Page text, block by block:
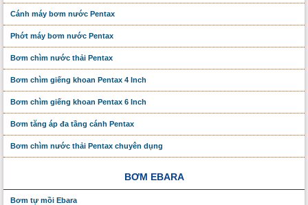
Cánh máy bơm nước Pentax
Phớt máy bơm nước Pentax
Bơm chìm nước thải Pentax
Bơm chìm giếng khoan Pentax 4 Inch
Bơm chìm giếng khoan Pentax 6 Inch
Bơm tăng áp đa tầng cánh Pentax
Bơm chìm nước thải Pentax chuyên dụng
BƠM EBARA
Bơm tự mồi Ebara